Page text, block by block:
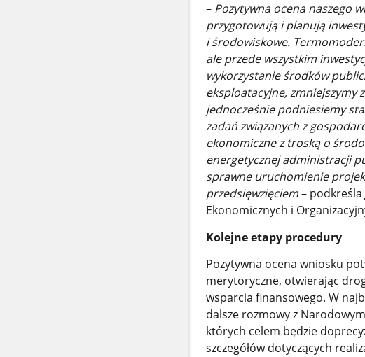
– Pozytywna ocena naszego
przygotowują i planują
i środowiskowe.
ale przede wszystkim
wykorzystanie środków
eksploatacyjne, zmniejszymy
jednocześnie podniesiemy
zadań związanych z
ekonomiczne z troską o
energetycznej administracji
sprawne uruchomienie
przedsięwzięciem– podkreśla
Ekonomicznych i
Kolejne etapy procedury
Pozytywna ocena wniosku
merytoryczne, otwierając
wsparcia finansowego. W
dalsze rozmowy z
których celem będzie
szczegółów dotyczących